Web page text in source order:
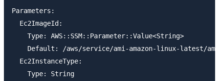
Parameters:
  Ec2ImageId:
    Type: AWS::SSM::Parameter::Value<String>
Default: /aws/service/ami-amazon-linux-latest/
  Ec2InstanceType:
    Type: String